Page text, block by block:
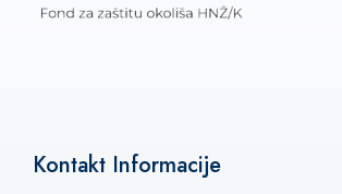
Kontakt Informacije